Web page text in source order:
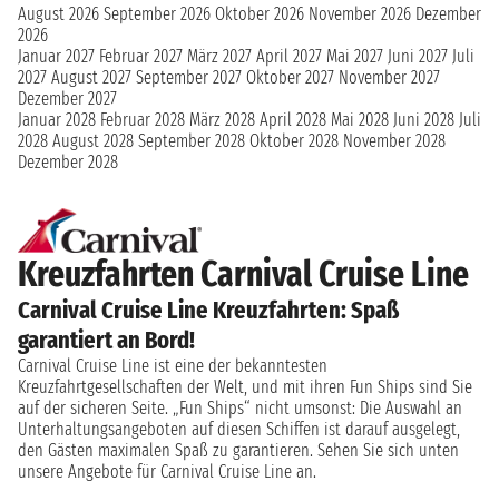
Kreuzfahrten Carnival Cruise Line
Carnival Cruise Line Kreuzfahrten: Spaß
garantiert an Bord!
Carnival Cruise Line ist eine der bekanntesten
Kreuzfahrtgesellschaften der Welt, und mit ihren Fun Ships sind Sie
auf der sicheren Seite. „Fun Ships“ nicht umsonst: Die Auswahl an
Unterhaltungsangeboten auf diesen Schiffen ist darauf ausgelegt,
den Gästen maximalen Spaß zu garantieren. Sehen Sie sich unten
unsere Angebote für Carnival Cruise Line an.
August 2026 September 2026 Oktober 2026 November 2026 Dezember
2026
Januar 2027 Februar 2027 März 2027 April 2027 Mai 2027 Juni 2027 Juli
2027 August 2027 September 2027 Oktober 2027 November 2027
Dezember 2027
Januar 2028 Februar 2028 März 2028 April 2028 Mai 2028 Juni 2028 Juli
2028 August 2028 September 2028 Oktober 2028 November 2028
Dezember 2028